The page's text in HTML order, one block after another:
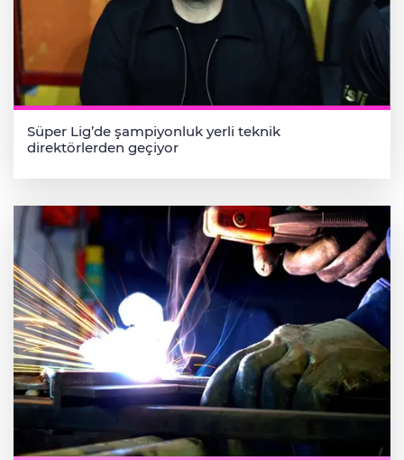
Süper Lig’de şampiyonluk yerli teknik
direktörlerden geçiyor